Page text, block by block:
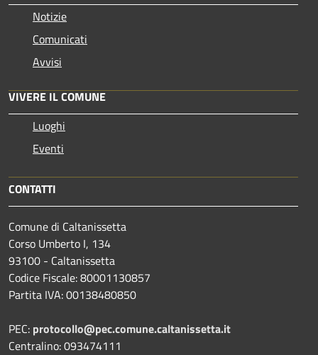
Notizie
Comunicati
Avvisi
VIVERE IL COMUNE
Luoghi
Eventi
CONTATTI
Comune di Caltanissetta
Corso Umberto I, 134
93100 - Caltanissetta
Codice Fiscale: 80001130857
Partita IVA: 00138480850
PEC: protocollo@pec.comune.caltanissetta.it
Centralino: 093474111